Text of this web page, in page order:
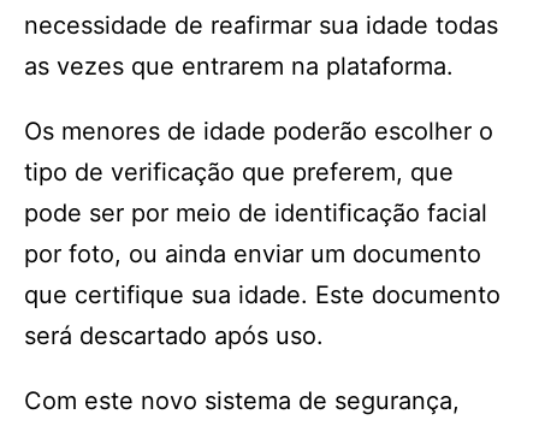
necessidade de reafirmar sua idade todas
as vezes que entrarem na plataforma.
Os menores de idade poderão escolher o
tipo de verificação que preferem, que
pode ser por meio de identificação facial
por foto, ou ainda enviar um documento
que certifique sua idade. Este documento
será descartado após uso.
Com este novo sistema de segurança,